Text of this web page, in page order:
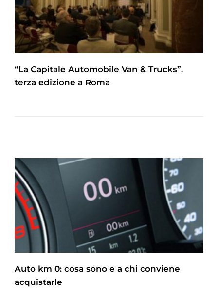
“La Capitale Automobile Van & Trucks”,
terza edizione a Roma
Auto km 0: cosa sono e a chi conviene
acquistarle